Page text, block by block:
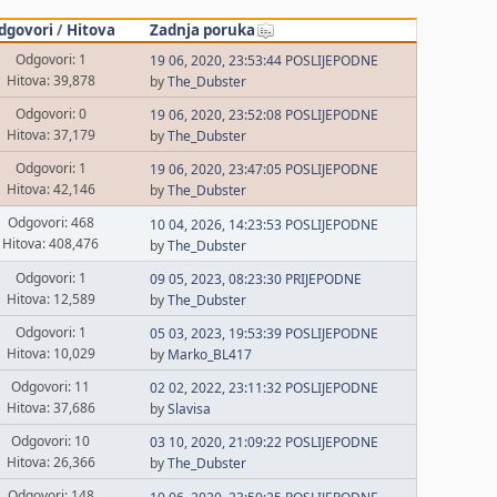
/ Hitova Zadnja poruka
Odgovori: 1
Hitova: 39,878
19 06, 2020, 23:53:44 POSLIJEPODNE
byThe_Dubster
Odgovori: 0
Hitova: 37,179
19 06, 2020, 23:52:08 POSLIJEPODNE
byThe_Dubster
Odgovori: 1
Hitova: 42,146
19 06, 2020, 23:47:05 POSLIJEPODNE
byThe_Dubster
Odgovori: 468
Hitova: 408,476
10 04, 2026, 14:23:53 POSLIJEPODNE
byThe_Dubster
Odgovori: 1
Hitova: 12,589
09 05, 2023, 08:23:30 PRIJEPODNE
byThe_Dubster
Odgovori: 1
Hitova: 10,029
05 03, 2023, 19:53:39 POSLIJEPODNE
by Marko_BL417
Odgovori: 11
Hitova: 37,686
02 02, 2022, 23:11:32 POSLIJEPODNE
bySlavisa
Odgovori: 10
Hitova: 26,366
03 10, 2020, 21:09:22 POSLIJEPODNE
byThe_Dubster